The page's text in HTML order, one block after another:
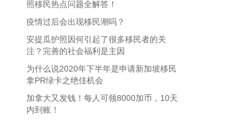
照移民热点问题全解答！
疫情过后会出现移民潮吗？
安提瓜护照因何引起了很多移民者的关
注？完善的社会福利是主因
为什么说2020年下半年是申请新加坡移民
拿PR绿卡之绝佳机会
加拿大又发钱！每人可领8000加币，10天
内到账！